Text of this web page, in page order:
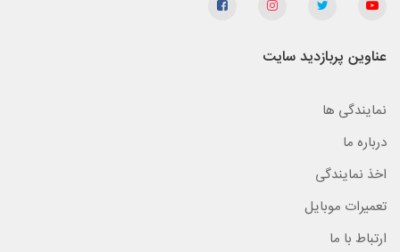
عناوین پربازدید سایت
نمایندگی ها
درباره ما
اخذ نمایندگی
تعمیرات موبایل
ارتباط با ما